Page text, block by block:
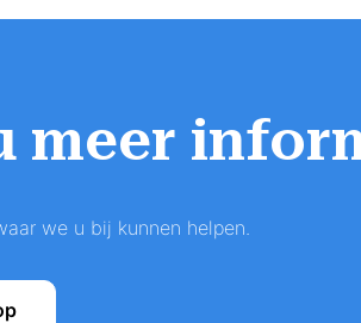
meer
we u bij kunnen helpen.